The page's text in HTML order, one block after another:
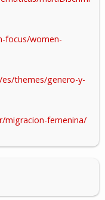
focus/women-
themes/genero-y-
migracion-femenina/